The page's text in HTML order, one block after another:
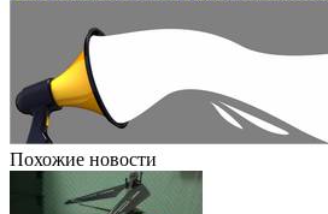
Похожие новости